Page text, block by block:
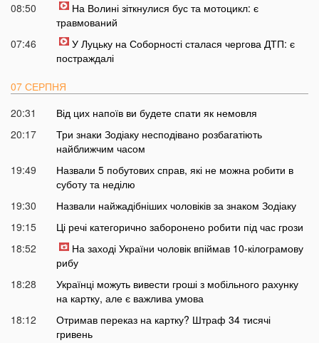
08:50
На Волині зіткнулися бус та мотоцикл: є
травмований
07:46
У Луцьку на Соборності сталася чергова ДТП: є
постраждалі
07 СЕРПНЯ
20:31
Від цих напоїв ви будете спати як немовля
20:17
Три знаки Зодіаку несподівано розбагатіють
найближчим часом
19:49
Назвали 5 побутових справ, які не можна робити в
суботу та неділю
19:30
Назвали найжадібніших чоловіків за знаком Зодіаку
19:15
Ці речі категорично заборонено робити під час грози
18:52
На заході України чоловік впіймав 10-кілограмову
рибу
18:28
Українці можуть вивести гроші з мобільного рахунку
на картку, але є важлива умова
18:12
Отримав переказ на картку? Штраф 34 тисячі
гривень